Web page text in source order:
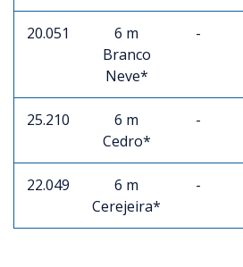
20.051
6 m
Branco
Neve*
-
25.210
6 m
Cedro*
-
22.049
6 m
Cerejeira*
-